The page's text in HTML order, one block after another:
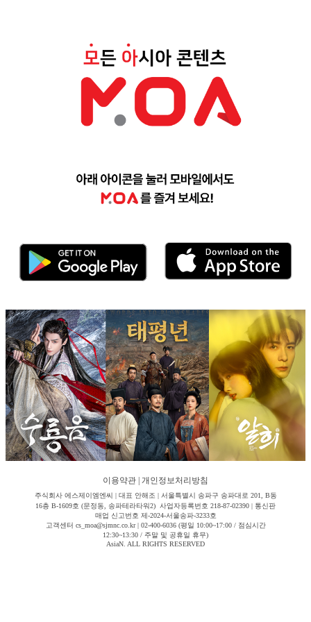
이용약관 개인정보처리방침
주식회사 에스제이엠엔씨 | 대표 안해조 | 서울특별시 송파구 송파대로 201, B동
16층 B-1609호 (문정동, 송파테라타워2) 사업자등록번호 218-87-02390 | 통신판
매업 신고번호 제-2024-서울송파-3233호
고객센터 cs_moa@sjmnc.co.kr | 02-400-6036 (평일 10:00~17:00 / 점심시간
12:30~13:30 / 주말 및 공휴일 휴무)
AsiaN. ALL RIGHTS RESERVED